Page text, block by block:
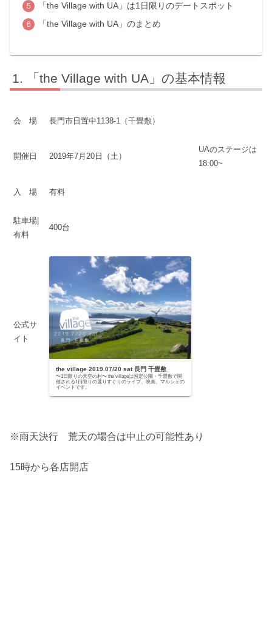
「the Village with UA」は1日限りのデートスポット
「the Village with UA」のまとめ
「the Village with UA」の基本情報
会 場 長門市日置中1138-1（千畳敷）
開催日 2019年7月20日（土）
UAのステージは
18:00~
入 場 有料
駐車場|
有料
400台
公式サ
イト
the village 2019.07/20 sat 長門 千畳敷
〜1日限りの天空の村〜 the villageは国定公園・千畳敷で開
催される1日限りの選りすぐりのライブ、映画、マルシェの
イベントです。
※雨天決行 荒天の場合は中止の可能性あり
15時から各店開店